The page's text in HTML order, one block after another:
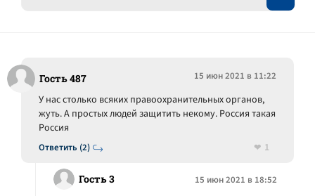
Гость 487 15 июн 2021 в 11:22
Ответить (2)
У нас столько всяких правоохранительных органов,
жуть. А простых людей защитить некому. Россия такая
Россия
1
Гость 3 15 июн 2021 в 18:52